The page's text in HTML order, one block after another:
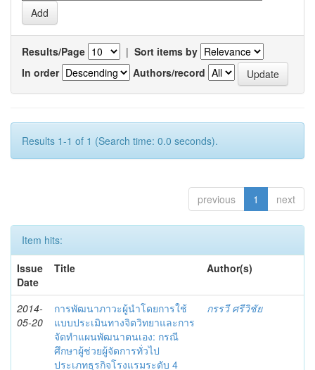
Results/Page | Sort items by
In order
Authors/record
Results 1-1 of 1 (Search time: 0.0 seconds).
previous 1 next
Item hits:
Issue
Date
Title Author(s)
2014-
05-20
การพัฒนาภาวะผู้นำโดยการใช้
แบบประเมินทางจิตวิทยาและการ
จัดทำแผนพัฒนาตนเอง: กรณี
ศึกษาผู้ช่วยผู้จัดการทั่วไป
ประเภทธุรกิจโรงแรมระดับ 4
กรรวี ศรีวิชัย